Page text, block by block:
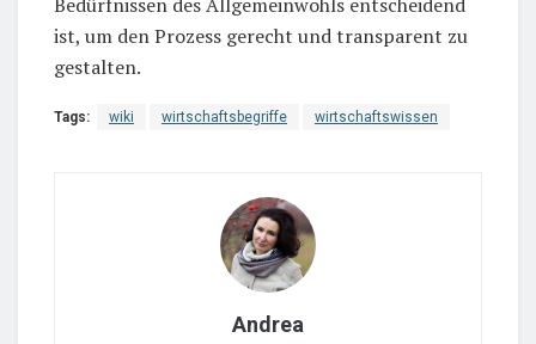
ist, um den Prozess gerecht und transparent zu
gestalten.
Tags: wiki wirtschaftsbegriffe wirtschaftswissen
Andrea